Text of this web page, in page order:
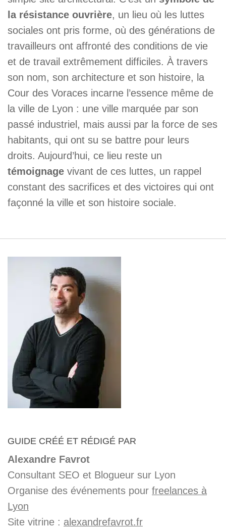
la résistance ouvrière, un lieu où les luttes
sociales ont pris forme, où des générations de
travailleurs ont affronté des conditions de vie
et de travail extrêmement difficiles. À travers
son nom, son architecture et son histoire, la
Cour des Voraces incarne l’essence même de
la ville de Lyon : une ville marquée par son
passé industriel, mais aussi par la force de ses
habitants, qui ont su se battre pour leurs
droits. Aujourd’hui, ce lieu reste un
témoignage vivant de ces luttes, un rappel
constant des sacrifices et des victoires qui ont
façonné la ville et son histoire sociale.
GUIDE CRÉÉ ET RÉDIGÉ PAR
Alexandre Favrot
Consultant SEO et Blogueur sur Lyon
Organise des événements pour freelances à
Lyon
Site vitrine : alexandrefavrot.fr